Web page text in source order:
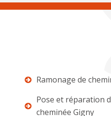
Ramonage de
Pose et réparation
cheminée Gigny